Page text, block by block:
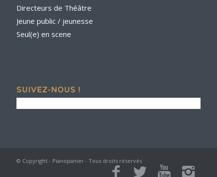
Directeurs de Théâtre
Jeune public / jeunesse
Seul(e) en scene
SUIVEZ-NOUS !
© Copyright - Pianopanier - Tous droits réservés